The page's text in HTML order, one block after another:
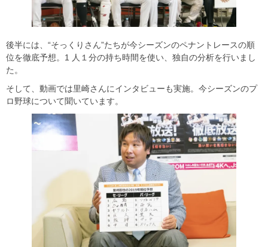
後半には、“そっくりさん”たちが今シーズンのペナントレースの順
位を徹底予想。1 人１分の持ち時間を使い、独自の分析を行いまし
た。
そして、動画では里崎さんにインタビューも実施。今シーズンのプ
ロ野球について聞いています。